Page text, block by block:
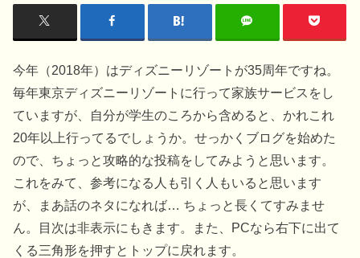
今年（2018年）はディズニーリゾートが35周年ですね。
毎年東京ディズニーリゾートに行って家族サービスをし
ていますが、自分が学生のころから含めると、かれこれ
20年以上行ってるでしょうか。せっかくブログを始めた
ので、ちょっと攻略的な投稿をしてみようと思います。
これをみて、参考になる人も引く人もいると思います
が、まあ話のネタになれば… ちょっと長くてすみませ
ん。目次は非表示にもきます。また、PCなら右下に出て
くる三角形を押すとトップに戻れます。